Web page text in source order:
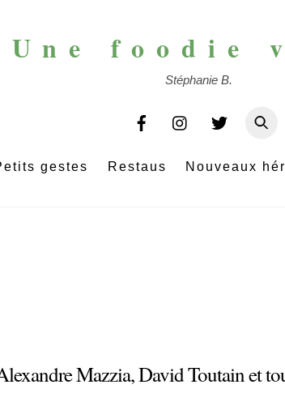
Une foodie
Stéphanie B.
gestes Restaus Nouveaux
Mazzia, David Toutain et